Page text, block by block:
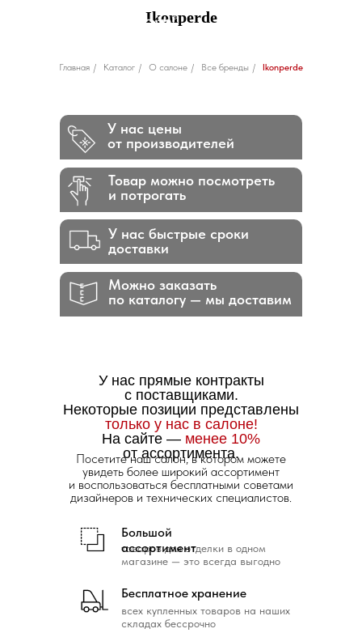
Ikonperde
Главная / Каталог / О салоне / Все бренды / Ikonperde
Можно заказать
по каталогу — мы доставим
У нас быстрые сроки
доставки
Товар можно посмотреть
и потрогать
У нас цены
от производителей
всех купленных товаров на наших
складах бессрочно
Бесплатное хранение
товаров для отделки в одном
магазине — это всегда выгодно
Большой
ассортимент
У нас прямые контракты
с поставщиками.
Некоторые позиции представлены
только у нас в салоне!
На сайте — менее 10%
от ассортимента.
Посетите наш салон, в котором можете
увидеть более широкий ассортимент
и воспользоваться бесплатными советами
дизайнеров и технических специалистов.